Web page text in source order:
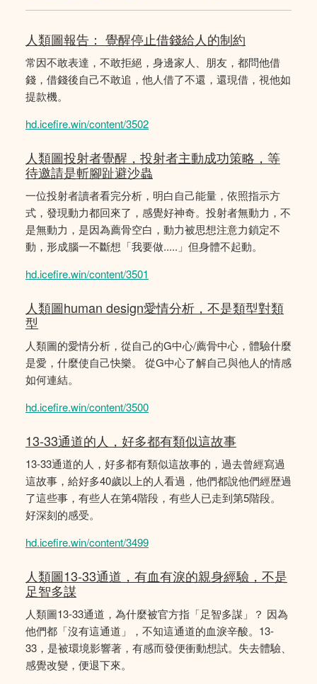
人類圖報告： 覺醒停止借錢給人的制約
常因不敢表達，不敢拒絕，身邊家人、朋友，都問他借
錢，借錢後自己不敢追，他人借了不還，還現借，視他如
提款機。
hd.icefire.win/content/3502
人類圖投射者覺醒，投射者主動成功策略，等
待邀請是斬腳趾避沙蟲
一位投射者讀者看完分析，明白自己能量，依照指示方
式，發現動力都回來了，感覺好神奇。投射者無動力，不
是無動力，是因為薦骨空白，動力被思想注意力鎖定不
動，形成腦一不斷想「我要做.....」但身體不起動。
hd.icefire.win/content/3501
人類圖human design愛情分析，不是類型對類
型
人類圖的愛情分析，從自己的G中心/薦骨中心，體驗什麼
是愛，什麼使自己快樂。 從G中心了解自己與他人的情感
如何連結。
hd.icefire.win/content/3500
13-33通道的人，好多都有類似這故事
13-33通道的人，好多都有類似這故事的，過去曾經寫過
這故事，給好多40歲以上的人看過，他們都說他們經歴過
了這些事，有些人在第4階段，有些人已走到第5階段。
好深刻的感受。
hd.icefire.win/content/3499
人類圖13-33通道，有血有淚的親身經驗，不是
足智多謀
人類圖13-33通道，為什麼被官方指「足智多謀」？ 因為
他們都「沒有這通道」，不知這通道的血淚辛酸。13-
33，是被環境影響著，有感而發便衝動想試。失去體驗、
感覺改變，便退下來。